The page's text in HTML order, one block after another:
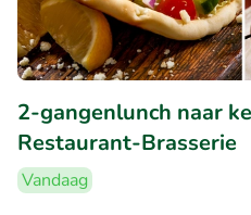
2-gangenlunch naar
Restaurant-Brasserie
Vandaag